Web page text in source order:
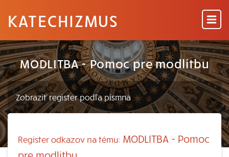
KATECHIZMUS
MODLITBA - Pomoc pre modlitbu
Register odkazov na tému: MODLITBA - Pomoc